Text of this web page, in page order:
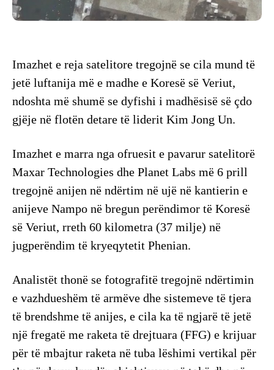
Imazhet e reja satelitore tregojnë se cila mund të
jetë luftanija më e madhe e Koresë së Veriut,
ndoshta më shumë se dyfishi i madhësisë së çdo
gjëje në flotën detare të liderit Kim Jong Un.
Imazhet e marra nga ofruesit e pavarur satelitorë
Maxar Technologies dhe Planet Labs më 6 prill
tregojnë anijen në ndërtim në ujë në kantierin e
anijeve Nampo në bregun perëndimor të Koresë
së Veriut, rreth 60 kilometra (37 milje) në
jugperëndim të kryeqytetit Phenian.
Analistët thonë se fotografitë tregojnë ndërtimin
e vazhdueshëm të armëve dhe sistemeve të tjera
të brendshme të anijes, e cila ka të ngjarë të jetë
një fregatë me raketa të drejtuara (FFG) e krijuar
për të mbajtur raketa në tuba lëshimi vertikal për